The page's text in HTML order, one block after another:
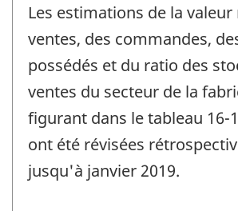
Les estimations de la valeur
ventes, des commandes,
possédés et du ratio des
ventes du secteur de la
figurant dans le tableau 16-
ont été révisées
jusqu'à janvier 2019.